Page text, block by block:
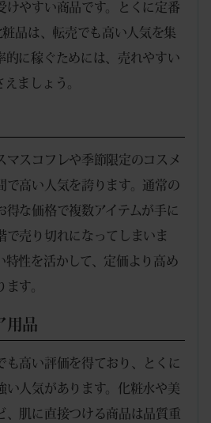
けやすい商品です。とくに定番
粧品は、転売でも高い人気を集
的に稼ぐためには、売れやすい
ましょう。
マスコフレや季節限定のコスメ
で高い人気を誇ります。通常の
得な価格で複数アイテムが手に
で売り切れになってしまいま
特性を活かして、定価より高め
す。
用品
も高い評価を得ており、とくに
い人気があります。化粧水や美
、肌に直接つける商品は品質重